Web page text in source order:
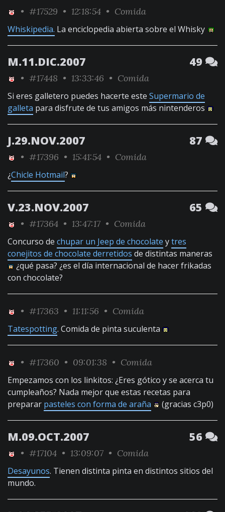
• #17529 • 12:18:54 • Comida
Whiskipedia. La enciclopedia abierta sobre el Whisky
M.11.DIC.2007 49
• #17448 • 13:33:46 • Comida
Si eres galletero puedes hacerte este Supermario de
galleta para disfrute de tus amigos más nintenderos
J.29.NOV.2007 87
• #17396 • 15:41:54 • Comida
¿Chicle Hotmail?
V.23.NOV.2007 65
• #17364 • 13:47:17 • Comida
Concurso de chupar un Jeep de chocolate ytres
conejitos de chocolate derretidos de distintas maneras
¿qué pasa? ¿es el día internacional de hacer frikadas
con chocolate?
• #17363 • 11:11:56 • Comida
Tatespotting. Comida de pinta suculenta
• #17360 • 09:01:38 • Comida
Empezamos con los linkitos: ¿Eres gótico y se acerca tu
cumpleaños? Nada mejor que estas recetas para
preparar pasteles con forma de araña (gracias c3p0)
M.09.OCT.2007 56
• #17104 • 13:09:07 • Comida
Desayunos. Tienen distinta pinta en distintos sitios del
mundo.